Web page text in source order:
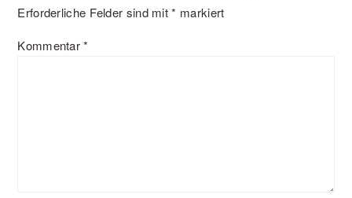
Erforderliche Felder sind mit* markiert
Kommentar*